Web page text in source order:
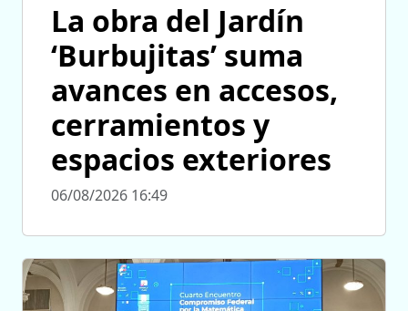
La obra del Jardín
‘Burbujitas’ suma
avances en accesos,
cerramientos y
espacios exteriores
06/08/2026 16:49